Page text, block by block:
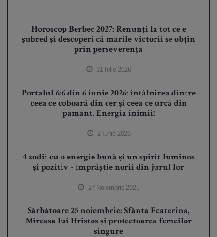
Horoscop Berbec 2027: Renunți la tot ce e
șubred și descoperi că marile victorii se obțin
prin perseverență
31 Iulie 2026
Portalul 6:6 din 6 iunie 2026: întâlnirea dintre
ceea ce coboară din cer și ceea ce urcă din
pământ. Energia inimii!
2 Iunie 2026
4 zodii cu o energie bună și un spirit luminos
și pozitiv - împrăștie norii din jurul lor
27 Noiembrie 2025
Sărbătoare 25 noiembrie: Sfânta Ecaterina,
Mireasa lui Hristos și protectoarea femeilor
singure